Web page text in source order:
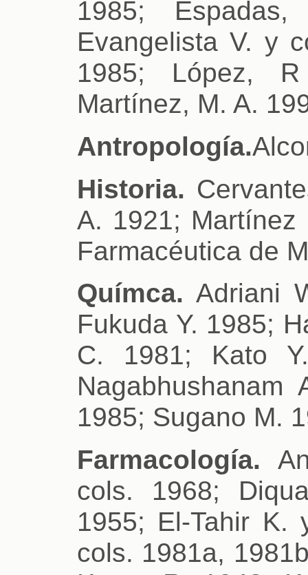
1985;
Evangelista V. y
1985; López,
Martínez, M. A.
Antropología.
Historia.
A. 1921; Martínez
Farmacéutica de
Químca. Adriani
Fukuda Y. 1985;
C. 1981; Kato
1985; Sugano M.
Farmacología.
cols. 1968;
1955; El-Tahir K.
cols. 1981a,